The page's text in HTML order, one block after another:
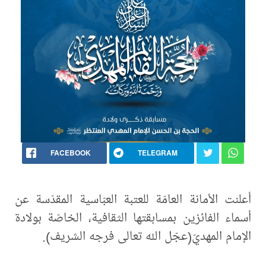
FACEBOOK TELEGRAM
أعلنت الأمانة العامّة للعتبة العبّاسية المقدّسة عن
أسماء الفائزين بمسابقتها الثقافية، الخاصّة بولادة
الإمام المهديّ(عجّل الله تعالى فرجه الشريف).